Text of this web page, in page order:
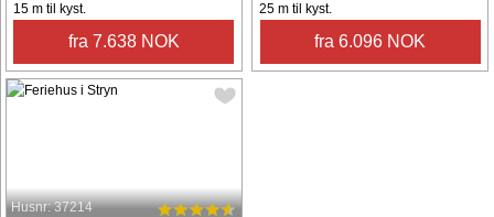
15 m til kyst.
fra 7.638 NOK
25 m til kyst.
fra 6.096 NOK
Husnr: 37214